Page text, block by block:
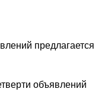
предлагается
объявлений